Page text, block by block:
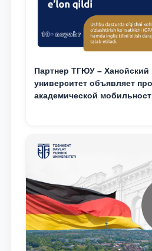
Партнер ТГЮУ –
университет объявляет
академической